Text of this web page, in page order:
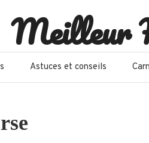
Meilleur
Astuces et conseils